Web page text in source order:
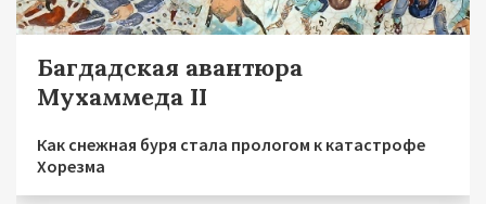
Багдадская авантюра
Мухаммеда II
Как снежная буря стала прологом к катастрофе
Хорезма